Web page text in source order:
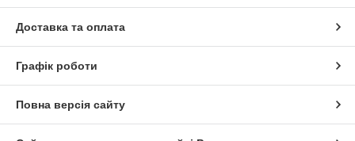
Доставка та оплата
Графік роботи
Повна версія сайту